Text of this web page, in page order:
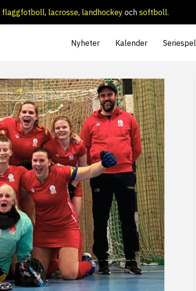
flaggfotboll, lacrosse, landhockey och softboll.
Nyheter Kalender Seriespel